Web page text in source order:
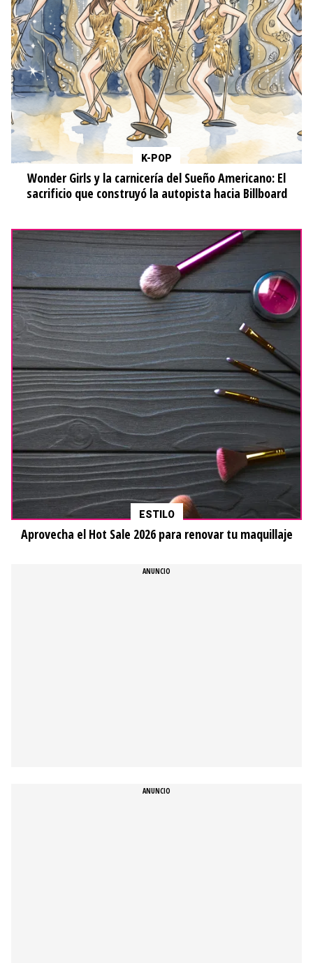
K-POP
Wonder Girls y la carnicería del Sueño Americano: El
sacrificio que construyó la autopista hacia Billboard
ESTILO
Aprovecha el Hot Sale 2026 para renovar tu maquillaje